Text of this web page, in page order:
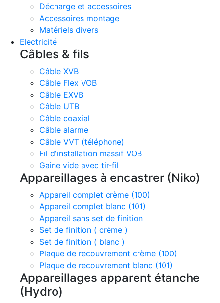
Décharge et accessoires
Accessoires montage
Matériels divers
Electricité
Câbles & fils
Câble XVB
Câble Flex VOB
Câble EXVB
Câble UTB
Câble coaxial
Câble alarme
Câble VVT (téléphone)
Fil d'installation massif VOB
Gaine vide avec tir-fil
Appareillages à encastrer (Niko)
Appareil complet crème (100)
Appareil complet blanc (101)
Appareil sans set de finition
Set de finition ( crème )
Set de finition ( blanc )
Plaque de recouvrement crème (100)
Plaque de recouvrement blanc (101)
Appareillages apparent étanche
(Hydro)